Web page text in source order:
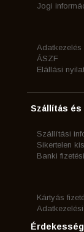
Jogi
Adatkezelés
ÁSZF
Elállási
Szállítás
Szállítási
Sikertelen
Banki
Kártyás